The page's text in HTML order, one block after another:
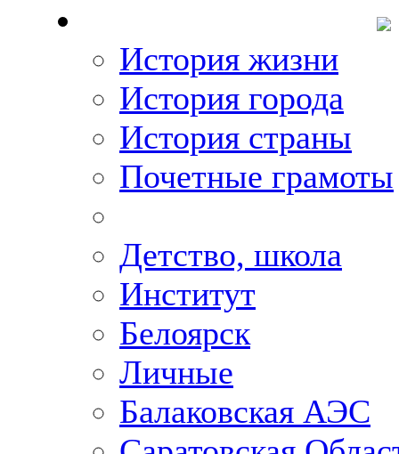
История жизни
История города
История страны
Почетные грамоты
Детство, школа
Институт
Белоярск
Личные
Балаковская АЭС